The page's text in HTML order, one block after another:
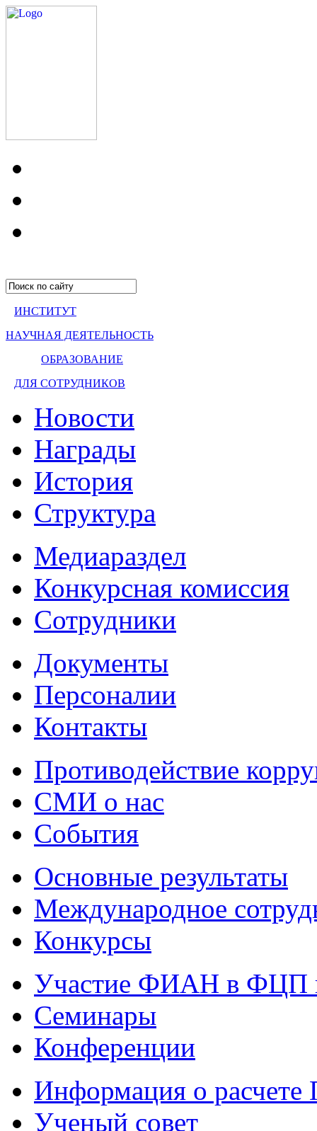
ИНСТИТУТ
НАУЧНАЯ ДЕЯТЕЛЬНОСТЬ
ОБРАЗОВАНИЕ
ДЛЯ СОТРУДНИКОВ
Новости
Награды
История
Структура
Медиараздел
Конкурсная комиссия
Сотрудники
Документы
Персоналии
Контакты
Противодействие
СМИ о нас
События
Основные результаты
Международное
Конкурсы
Участие ФИАН в ФЦП
Семинары
Конференции
Информация о
Ученый совет